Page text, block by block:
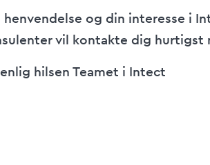
og din interesse i
vil kontakte dig hurtigst
hilsen Teamet i Intect